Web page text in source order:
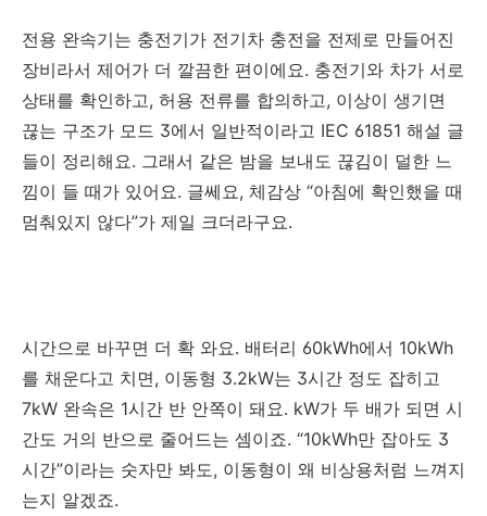
전용 완속기는 충전기가 전기차 충전을 전제로 만들어진
장비라서 제어가 더 깔끔한 편이에요. 충전기와 차가 서로
상태를 확인하고, 허용 전류를 합의하고, 이상이 생기면
끊는 구조가 모드 3에서 일반적이라고 IEC 61851 해설 글
들이 정리해요. 그래서 같은 밤을 보내도 끊김이 덜한 느
낌이 들 때가 있어요. 글쎄요, 체감상 “아침에 확인했을 때
멈춰있지 않다”가 제일 크더라구요.
시간으로 바꾸면 더 확 와요. 배터리 60kWh에서 10kWh
를 채운다고 치면, 이동형 3.2kW는 3시간 정도 잡히고
7kW 완속은 1시간 반 안쪽이 돼요. kW가 두 배가 되면 시
간도 거의 반으로 줄어드는 셈이죠. “10kWh만 잡아도 3
시간”이라는 숫자만 봐도, 이동형이 왜 비상용처럼 느껴지
는지 알겠죠.